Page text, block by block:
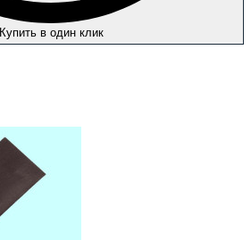
Купить в один клик